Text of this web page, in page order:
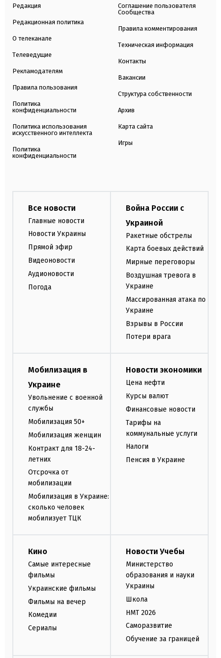
Редакция
Редакционная политика
О телеканале
Телеведущие
Рекламодателям
Правила пользования
Политика
конфиденциальности
Политика использования
искусственного интеллекта
Политика
конфиденциальности
Соглашение пользователя
Сообщества
Правила комментирования
Техническая информация
Контакты
Вакансии
Структура собственности
Архив
Карта сайта
Игры
Все новости
Главные новости
Новости Украины
Прямой эфир
Видеоновости
Аудионовости
Погода
Война России с
Украиной
Ракетные обстрелы
Карта боевых действий
Мирные переговоры
Воздушная тревога в
Украине
Массированная атака по
Украине
Взрывы в России
Потери врага
Мобилизация в
Украине
Увольнение с военной
службы
Мобилизация 50+
Мобилизация женщин
Контракт для 18-24-
летних
Отсрочка от
мобилизации
Мобилизация в Украине:
сколько человек
мобилизует ТЦК
Новости экономики
Цена нефти
Курсы валют
Финансовые новости
Тарифы на
коммунальные услуги
Налоги
Пенсия в Украине
Кино
Самые интересные
фильмы
Украинские фильмы
Фильмы на вечер
Комедии
Сериалы
Новости Учебы
Министерство
образования и науки
Украины
Школа
НМТ 2026
Саморазвитие
Обучение за границей